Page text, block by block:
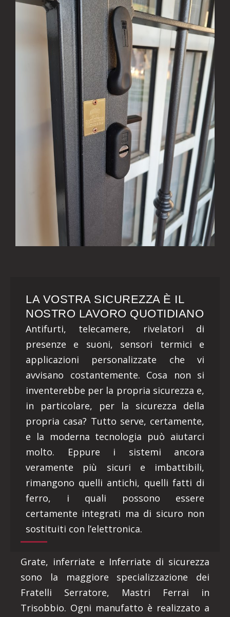
LA VOSTRA SICUREZZA È IL
NOSTRO LAVORO QUOTIDIANO
Antifurti, telecamere, rivelatori di
presenze e suoni, sensori termici e
applicazioni personalizzate che vi
avvisano costantemente. Cosa non si
inventerebbe per la propria sicurezza e,
in particolare, per la sicurezza della
propria casa? Tutto serve, certamente,
e la moderna tecnologia può aiutarci
molto. Eppure i sistemi ancora
veramente più sicuri e imbattibili,
rimangono quelli antichi, quelli fatti di
ferro, i quali possono essere
certamente integrati ma di sicuro non
sostituiti con l’elettronica.
Grate, inferriate e Inferriate di sicurezza
sono la maggiore specializzazione dei
Fratelli Serratore, Mastri Ferrai in
Trisobbio. Ogni manufatto è realizzato a